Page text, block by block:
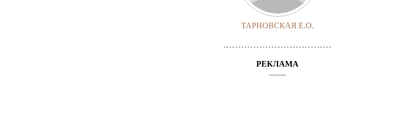
ТАРНОВСКАЯ Е.О.
РЕКЛАМА